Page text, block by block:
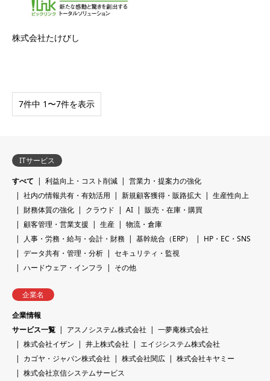
株式会社たけびし
7件中 1〜7件を表示
ITサービス
すべて
利益向上・コスト削減
営業力・提案力の強化
社内の情報共有・有効活用
新規顧客獲得・販路拡大
生産性向上
財務体質の強化
クラウド AI
販売・在庫・購買
顧客管理・営業支援
生産
物流・倉庫
人事・労務・給与・会計・財務
基幹統合（ERP）
HP・EC・SNS
データ共有・管理・分析
セキュリティ・監視
ハードウェア・インフラ
その他
企業名
企業情報
サービス一覧
アスノシステム株式会社
一夢庵株式会社
株式会社イザン
井上株式会社
エイジシステム株式会社
カゴヤ・ジャパン株式会社
株式会社関広
株式会社キヤミー
株式会社京信システムサービス